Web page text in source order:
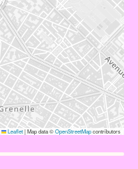
Leaflet|Map data ©OpenStreetMapcontributors